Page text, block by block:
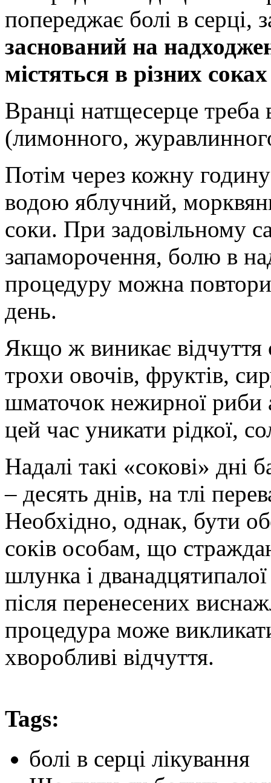
попереджає болі в серці,
заснований на
містяться в різних
Вранці натщесерце треба
(лимонного,
Потім через кожну
водою яблучний,
соки. При задовільному
запаморочення, болю в
процедуру можна
день.
Якщо ж виникає відчуття
трохи овочів, фруктів,
шматочок нежирної риби
цей час уникати рідкої,
Надалі такі «сокові» дні
– десять днів, на тлі
Необхідно, однак, бути
соків особам, що
шлунка і
після перенесених
процедура може
хворобливі відчуття.
Tags:
болі в серці лікування